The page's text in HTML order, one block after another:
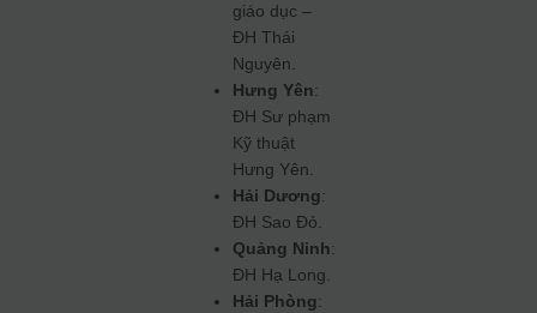
giáo dục –
ĐH Thái
Nguyên.
Hưng Yên:
ĐH Sư phạm
Kỹ thuật
Hưng Yên.
Hải Dương:
ĐH Sao Đỏ.
Quảng Ninh:
ĐH Hạ Long.
Hải Phòng: